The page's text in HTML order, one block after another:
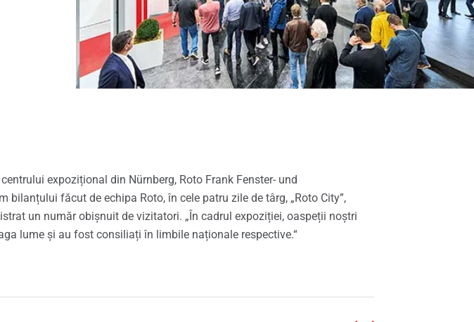
expozițional din Nürnberg, Roto Frank Fenster- und
făcut de echipa Roto, în cele patru zile de târg, „Roto City”,
un număr obișnuit de vizitatori. „În cadrul expoziției, oaspeții noștri
lume și au fost consiliați în limbile naționale respective.“